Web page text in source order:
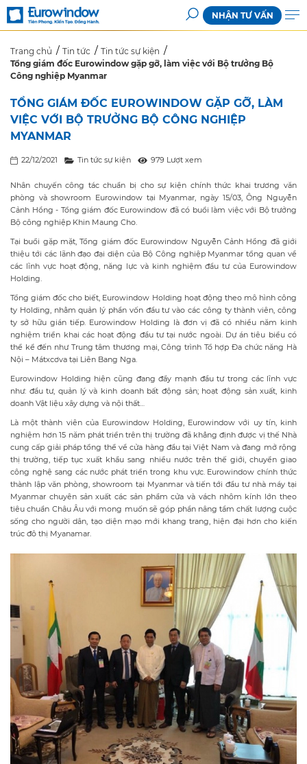
NHẬN TƯ VẤN
Trang chủ Tin tức
Tin tức sự kiện
Tổng giám đốc Eurowindow gặp gỡ, làm việc với Bộ trưởng Bộ
Công nghiệp Myanmar
TỔNG GIÁM ĐỐC EUROWINDOW GẶP GỠ, LÀM
VIỆC VỚI BỘ TRƯỞNG BỘ CÔNG NGHIỆP
MYANMAR
22/12/2021 Tin tức sự kiện 979 Lượt xem
Nhân chuyến công tác chuẩn bị cho sự kiện chính thức khai trương văn
phòng và showroom Eurowindow tại Myanmar, ngày 15/03, Ông Nguyễn
Cảnh Hồng - Tổng giám đốc Eurowindow đã có buổi làm việc với Bộ trưởng
Bộ công nghiệp Khin Maung Cho.
Tại buổi gặp mặt, Tổng giám đốc Eurowindow Nguyễn Cảnh Hồng đã giới
thiệu tới các lãnh đạo đại diện của Bộ Công nghiệp Myanmar tổng quan về
các lĩnh vực hoạt động, năng lực và kinh nghiệm đầu tư của Eurowindow
Holding.
Tổng giám đốc cho biết, Eurowindow Holding hoạt động theo mô hình công
ty Holding, nhằm quản lý phần vốn đầu tư vào các công ty thành viên, công
ty sở hữu gián tiếp. Eurowindow Holding là đơn vị đã có nhiều năm kinh
nghiệm triển khai các hoạt động đầu tư tại nước ngoài. Dự án tiêu biểu có
thể kể đến như Trung tâm thương mại, Công trình Tổ hợp Đa chức năng Hà
Nội – Mátxcơva tại Liên Bang Nga.
Eurowindow Holding hiện cũng đang đẩy mạnh đầu tư trong các lĩnh vực
như: đầu tư, quản lý và kinh doanh bất động sản; hoạt động sản xuất, kinh
doanh Vật liệu xây dựng và nội thất…
Là một thành viên của Eurowindow Holding, Eurowindow với uy tín, kinh
nghiệm hơn 15 năm phát triển trên thị trường đã khẳng định được vị thế Nhà
cung cấp giải pháp tổng thể về cửa hàng đầu tại Việt Nam và đang mở rộng
thị trường, tiếp tục xuất khẩu sang nhiều nước trên thế giới, chuyển giao
công nghệ sang các nước phát triển trong khu vực. Eurowindow chính thức
thành lập văn phòng, showroom tại Myanmar và tiến tới đầu tư nhà máy tại
Myanmar chuyên sản xuất các sản phẩm cửa và vách nhôm kính lớn theo
tiêu chuẩn Châu Âu với mong muốn sẽ góp phần nâng tầm chất lượng cuộc
sống cho người dân, tạo diện mạo mới khang trang, hiện đại hơn cho kiến
trúc đô thị Myanamar.